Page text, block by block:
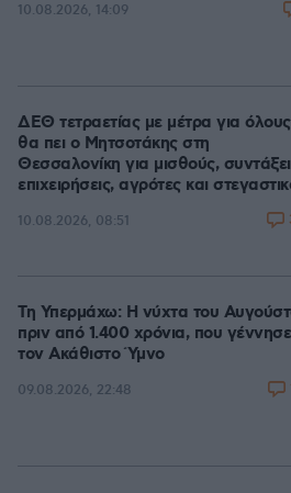
10.08.2026, 14:09
ΔΕΘ τετραετίας με μέτρα για
θα πει ο Μητσοτάκης στη
Θεσσαλονίκη για μισθούς,
επιχειρήσεις, αγρότες και
10.08.2026, 08:51
Τη Υπερμάχω: Η νύχτα του
πριν από 1.400 χρόνια, που γέννησε
τον Ακάθιστο Ύμνο
09.08.2026, 22:48